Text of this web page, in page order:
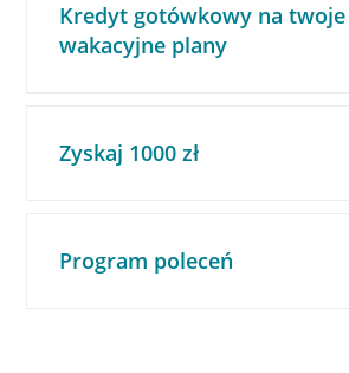
Kredyt gotówkowy na twoje
wakacyjne plany
Zyskaj 1000 zł
Program poleceń